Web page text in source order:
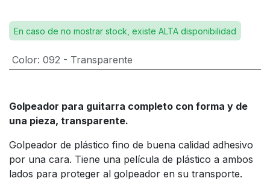
En caso de no mostrar stock, existe ALTA disponibilidad
Color: 092 - Transparente
Golpeador para guitarra completo con forma y de
una pieza, transparente.
Golpeador de plástico fino de buena calidad adhesivo
por una cara. Tiene una película de plástico a ambos
lados para proteger al golpeador en su transporte.